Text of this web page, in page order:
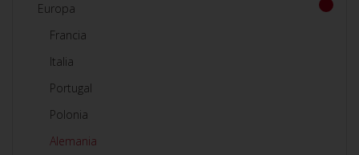
Europa
Francia
Italia
Portugal
Polonia
Alemania